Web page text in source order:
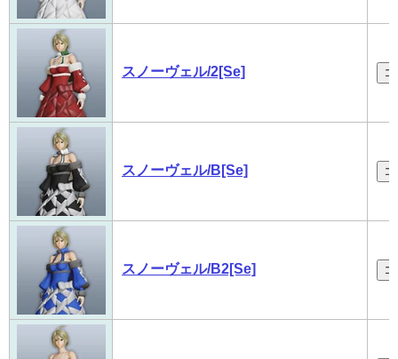
スノーヴェル/2[Se]
スノーヴェル/B[Se]
スノーヴェル/B2[Se]